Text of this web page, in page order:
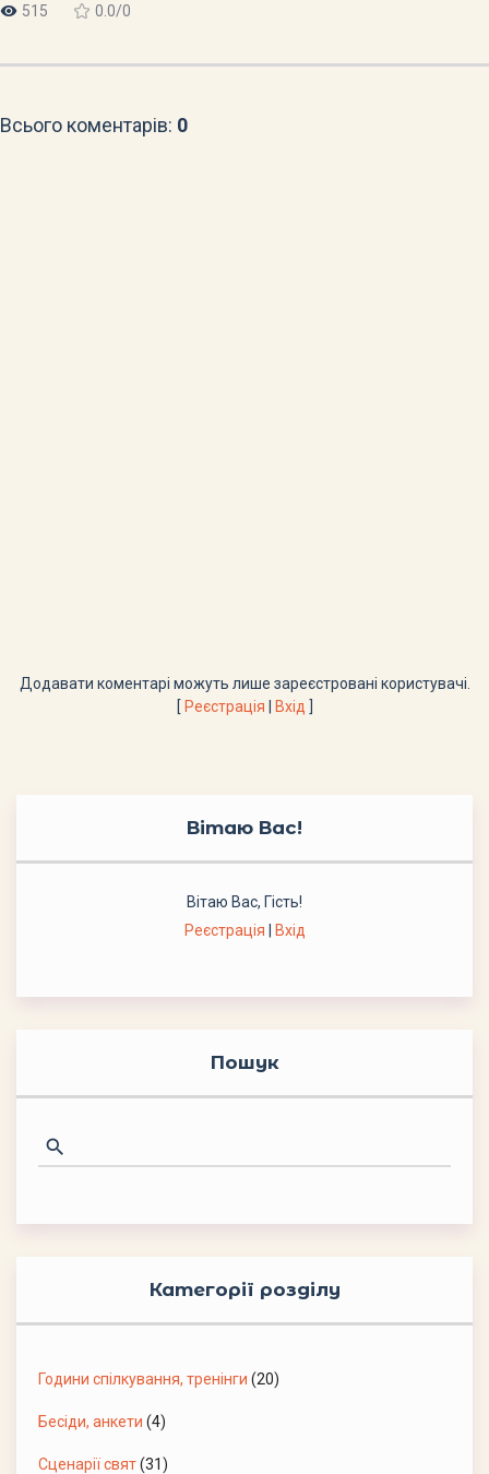
515 0.0/0
Всього коментарів: 0
Додавати коментарі можуть лише зареєстровані користувачі.
[ Реєстрація Вхід
Вітаю Вас!
Вітаю Вас, Гість!
Реєстрація
Вхід
Пошук
Категорії розділу
Години спілкування, тренінги (20)
Бесіди, анкети (4)
Сценарії свят(31)